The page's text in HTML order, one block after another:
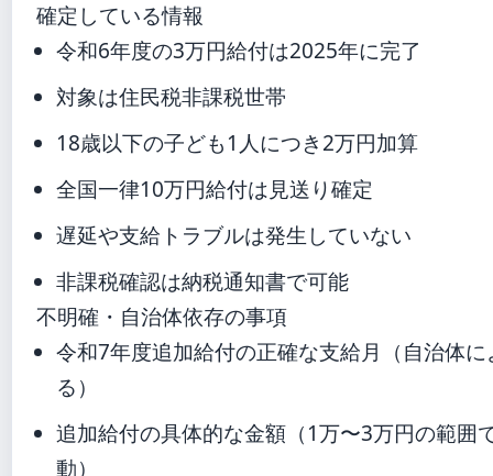
確定している情報
令和6年度の3万円給付は2025年に完了
対象は住民税非課税世帯
18歳以下の子ども1人につき2万円加算
全国一律10万円給付は見送り確定
遅延や支給トラブルは発生していない
非課税確認は納税通知書で可能
不明確・自治体依存の事項
令和7年度追加給付の正確な支給月（自治体に
る）
追加給付の具体的な金額（1万〜3万円の範囲
動）